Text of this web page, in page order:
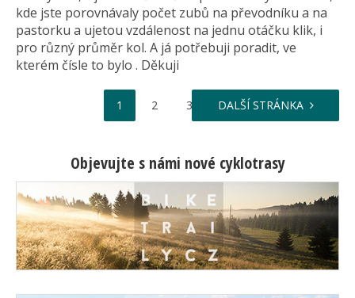
kde jste porovnávaly počet zubů na převodníku a na
pastorku a ujetou vzdálenost na jednu otáčku klik, i
pro různý průměr kol. A já potřebuji poradit, ve
kterém čísle to bylo . Děkuji
1 2 3 471
DALŠÍ STRÁNKA
Objevujte s námi nové cyklotrasy